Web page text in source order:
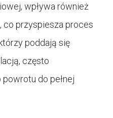
wpływa również
co przyspiesza proces
poddają się
często
do pełnej